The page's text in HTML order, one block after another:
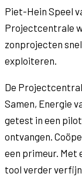
Piet-Hein Speel
Projectcentrale
zonprojecten
exploiteren.
De
Samen, Energie
getest in een
ontvangen.
een primeur. Met
tool verder